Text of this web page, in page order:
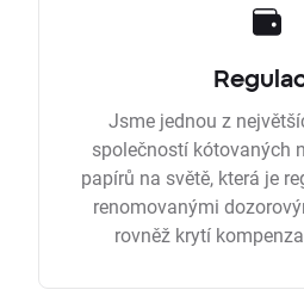
Jsme jednou z
společností kótovaných
papírů na světě, která je
renomovanými
rovněž krytí